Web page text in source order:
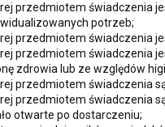
przedmiotem świadczenia
potrzeb;
przedmiotem świadczenia
przedmiotem świadczenia
zdrowia lub ze względów
przedmiotem świadczenia
przedmiotem świadczenia
otwarte po dostarczeniu;